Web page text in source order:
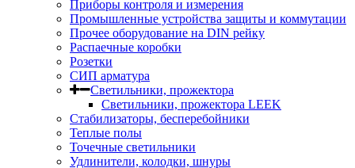
Приборы контроля и измерения
Промышленные устройства защиты и коммутации
Прочее оборудование на DIN рейку
Распаечные коробки
Розетки
СИП арматура
Светильники, прожектора
Светильники, прожектора LEEK
Стабилизаторы, бесперебойники
Теплые полы
Точечные светильники
Удлинители, колодки, шнуры